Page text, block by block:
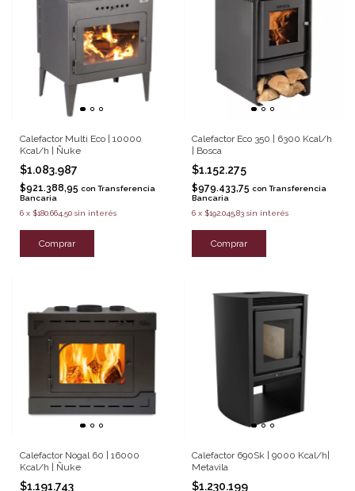
Calefactor Multi Eco | 10000
Kcal/h | Ñuke
$1.083.987
$921.388,95 con Transferencia
Bancaria
6 x $180.664,50 sin interés
Comprar
Calefactor Eco 350 | 6300 Kcal/h
| Bosca
$1.152.275
$979.433,75 con Transferencia
Bancaria
6 x $192.045,83 sin interés
Comprar
Calefactor Nogal 60 | 16000
Kcal/h | Ñuke
$1.191.743
Calefactor 690Sk | 9000 Kcal/h|
Metavila
$1.230.199